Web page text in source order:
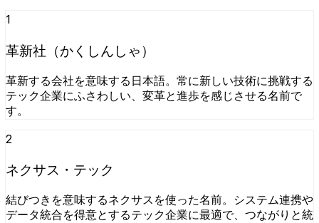
1
革新社（かくしんしゃ）
革新する会社を意味する日本語。常に新しい技術に挑戦する
テック企業にふさわしい、変革と進歩を感じさせる名前で
す。
2
ネクサス・テック
結びつきを意味するネクサスを使った名前。システム連携や
データ統合を得意とするテック企業に最適で、つながりと統